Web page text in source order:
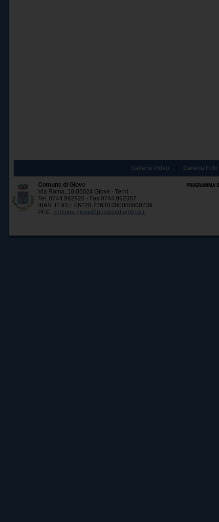
Galleria Video Galleria Foto
Comune di Giove
Via Roma, 10 05024 Giove - Terni
Tel. 0744.992928 - Fax 0744.992357
IBAN: IT 93 L 06220 72630 000000000239
PEC: comune.giove@postacert.umbria.it